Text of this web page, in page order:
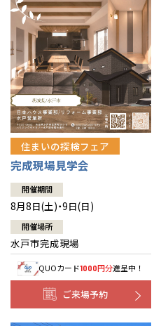
住まいの探検フェア
完成現場見学会
開催期間
8月8日(土)・9日(日)
開催場所
水戸市完成現場
QUOカード1000円分進呈中！
ご来場予約